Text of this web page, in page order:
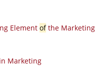
Element ofthe Marketing
in Marketing